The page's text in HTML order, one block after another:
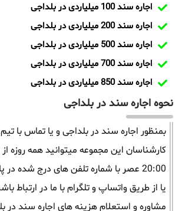
اجاره سند 100 میلیاردی در بلداجی
اجاره سند 200 میلیاردی در بلداجی
اجاره سند 500 میلیاردی در بلداجی
اجاره سند 700 میلیاردی در بلداجی
اجاره سند 850 میلیاردی در بلداجی
نحوه اجاره سند در بلداجی
بمنظور اجاره سند در بلداجی و یا تماس با
20:00 عصر با شماره تلفن های درج شده
یا از طریق واتساپ و تلگرام با ما در ارتباط
مشاوره و استعلام هزینه های اجاره سند در